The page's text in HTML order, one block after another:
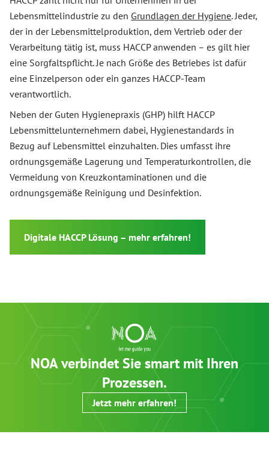
Lebensmittelindustrie zu den Grundlagen der Hygiene. Jeder,
der in der Lebensmittelproduktion, dem Vertrieb oder der
Verarbeitung tätig ist, muss HACCP anwenden – es gilt hier
eine Sorgfaltspflicht. Je nach Größe des Betriebes ist dafür
eine Einzelperson oder ein ganzes HACCP-Team
verantwortlich.
Neben der Guten Hygienepraxis (GHP) hilft HACCP
Lebensmittelunternehmern dabei, Hygienestandards in
Bezug auf Lebensmittel einzuhalten. Dies umfasst ihre
ordnungsgemäße Lagerung und Temperaturkontrollen, die
Vermeidung von Kreuzkontaminationen und die
ordnungsgemäße Reinigung und Desinfektion.
Digitale HACCP Lösung – mehr erfahren!
NOA verbindet Sie smart mit Ihren
Prozessen.
Jetzt mehr erfahren!